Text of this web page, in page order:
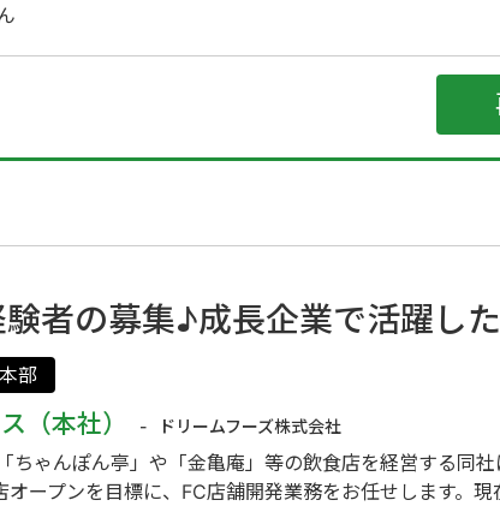
者の募集♪成長企業で活躍し
本部
（本社） ドリームフーズ株式会社
ちゃんぽん亭」や「金亀庵」等の飲食店を経営する同
オープンを目標に、FC店舗開発業務をお任せします。